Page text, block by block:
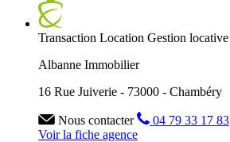
Transaction Location Gestion locative
Albanne Immobilier
16 Rue Juiverie - 73000 - Chambéry
Nous contacter
04 79 33 17 83
Voir la fiche agence